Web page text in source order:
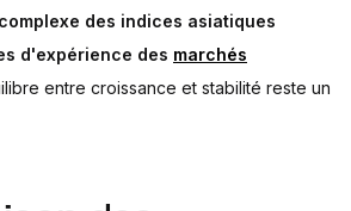
des indices asiatiques
d'expérience des marchés
entre croissance et stabilité reste un